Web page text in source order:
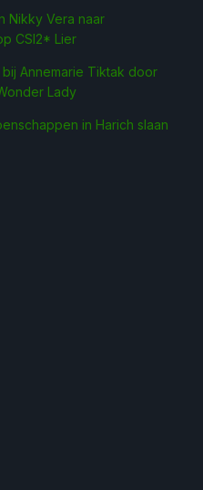
Nikky Vera naar
CSI2* Lier
Annemarie Tiktak door
Lady
in Harich slaan